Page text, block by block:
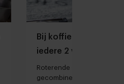
Bij koffiebar Prut in
iedere 2 weken
het menu
Roterende specialty
gecombineerd met de